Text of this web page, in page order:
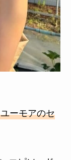
ーモアのセ